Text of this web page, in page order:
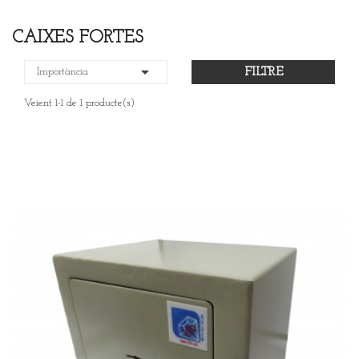
CAIXES FORTES
Importància  FILTRE
Veient 1-1 de 1 producte(s)